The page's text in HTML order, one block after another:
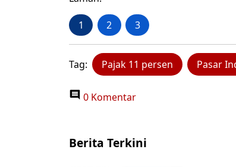
1 2 3
Tag: Pajak 11 persen Pasar
0 Komentar
Berita Terkini